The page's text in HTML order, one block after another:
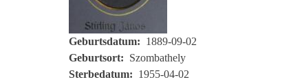
Geburtsdatum
1889-09-02
Geburtsort
Szombathely
Sterbedatum
1955-04-02